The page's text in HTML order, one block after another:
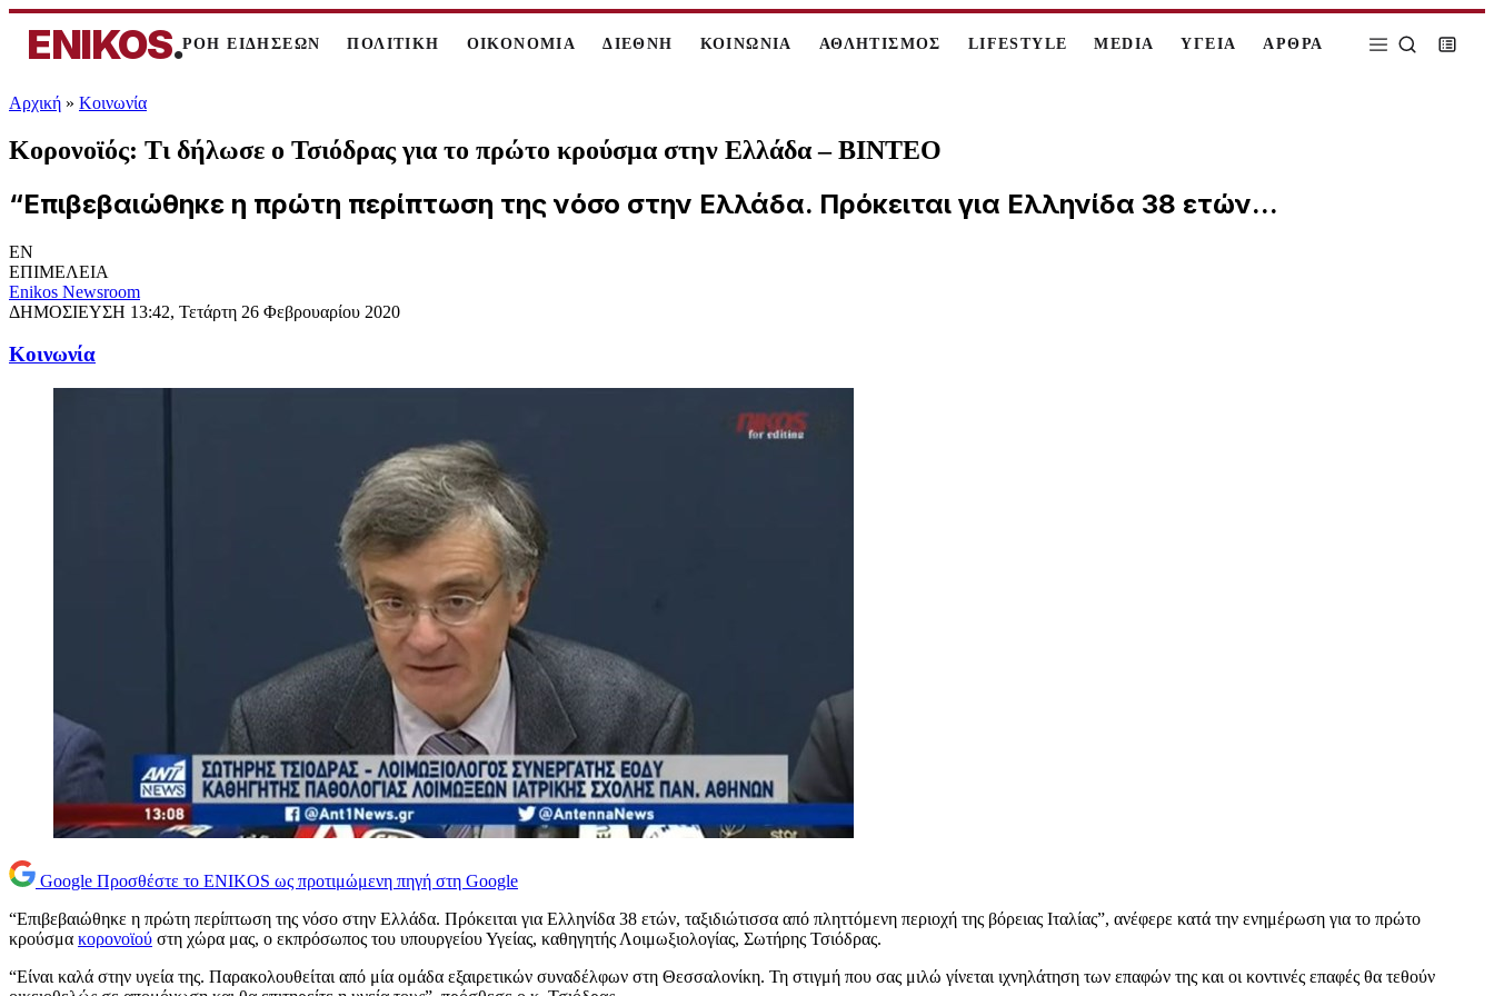
ENIKOS.ΡΟΗ ΕΙΔΗΣΕΩΝ ΠΟΛΙΤΙΚΗ ΟΙΚΟΝΟΜΙΑ ΔΙΕΘΝΗ ΚΟΙΝΩΝΙΑ ΑΘΛΗΤΙΣΜΟΣ LIFESTYLE MEDIA ΥΓΕΙΑ ΑΡΘΡΑ
Αρχική » Κοινωνία
Κορονοϊός: Τι δήλωσε ο Τσιόδρας για το πρώτο κρούσμα στην Ελλάδα – ΒΙΝΤΕΟ
“Επιβεβαιώθηκε η πρώτη περίπτωση της νόσο στην Ελλάδα. Πρόκειται για Ελληνίδα 38 ετών...
EN
ΕΠΙΜΕΛΕΙΑ
Enikos Newsroom
ΔΗΜΟΣΙΕΥΣΗ 13:42, Τετάρτη 26 Φεβρουαρίου 2020
Κοινωνία
Google Προσθέστε το ENIKOS ως προτιμώμενη πηγή στη Google
“Επιβεβαιώθηκε η πρώτη περίπτωση της νόσο στην Ελλάδα. Πρόκειται για Ελληνίδα 38 ετών, ταξιδιώτισσα από πληττόμενη περιοχή της βόρειας Ιταλίας”, ανέφερε κατά την ενημέρωση για το πρώτο
κρούσμα κορονοϊού στη χώρα μας, ο εκπρόσωπος του υπουργείου Υγείας, καθηγητής Λοιμωξιολογίας, Σωτήρης Τσιόδρας.
“Είναι καλά στην υγεία της. Παρακολουθείται από μία ομάδα εξαιρετικών συναδέλφων στη Θεσσαλονίκη. Τη στιγμή που σας μιλώ γίνεται ιχνηλάτηση των επαφών της και οι κοντινές επαφές θα τεθούν